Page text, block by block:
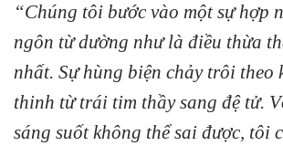
“Chúng tôi bước vào một sự hợp
ngôn từ dường như là điều thừa
nhất. Sự hùng biện chảy trôi theo
thinh từ trái tim thầy sang đệ tử.
sáng suốt không thể sai được, tôi